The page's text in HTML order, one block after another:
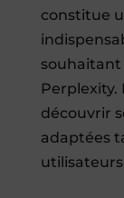
constitue
Perplexity.
découvrir
adaptées